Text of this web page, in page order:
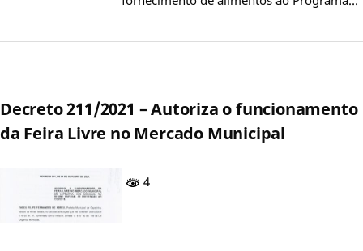
Decreto 211/2021 – Autoriza o funcionamento
da Feira Livre no Mercado Municipal
4